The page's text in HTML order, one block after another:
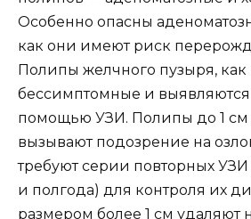
Особенно опасны
как они имеют риск
Полипы желчного пузыря, как
бессимптомные и выявляются
помощью УЗИ. Полипы до 1 см
вызывают подозрение на
требуют серии повторных УЗИ
и полгода) для контроля их
размером более 1 см удаляют